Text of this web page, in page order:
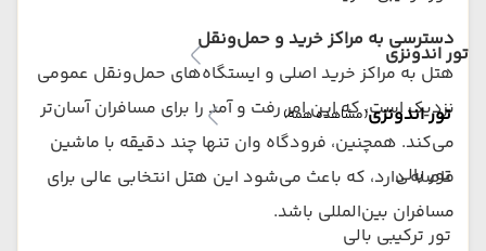
تور اندونزی
تور اندونزی(مشاهده همه)
تور بالی
تور ترکیبی بالی
دسترسی به مراکز خرید و حمل‌ونقل
هتل به مراکز خرید اصلی و ایستگاه‌های حمل‌ونقل عمومی
نزدیک است، که این امر رفت و آمد را برای مسافران آسان‌تر
می‌کند. همچنین، فرودگاه وان تنها چند دقیقه با ماشین
فاصله دارد، که باعث می‌شود این هتل انتخابی عالی برای
مسافران بین‌المللی باشد.